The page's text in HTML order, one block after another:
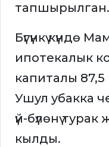
тапшырылган.
Бүгүнкү күндө
ипотекалык
капиталы 87,5
Ушул убакка
үй-бүлөнү
кылды.